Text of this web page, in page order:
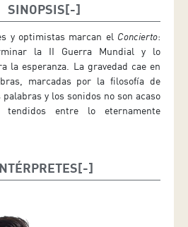
SINOPSIS
y optimistas marcan el Concierto:
la II Guerra Mundial y lo
la esperanza. La gravedad cae en
marcadas por la filosofía de
palabras y los sonidos no son acaso
entre lo eternamente